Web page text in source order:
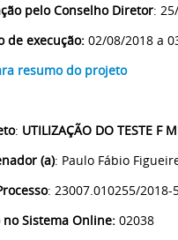
pelo Conselho Diretor:
de execução: 02/08/2018 a
resumo do projeto
: UTILIZAÇÃO DO TESTE F
(a): Paulo Fábio
: 23007.010255/2018-
no Sistema Online: 02038